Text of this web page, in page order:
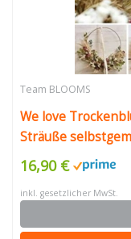
Team BLOOMS
We love
Sträuße
16,90 €
inkl. gesetzlicher MwSt.